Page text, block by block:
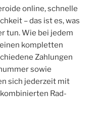
online, schnelle
– das ist es, was
tun. Wie bei jedem
kompletten
Zahlungen
sowie
sich jederzeit mit
Rad-